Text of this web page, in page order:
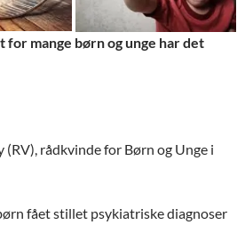
mange børn og unge har det
(RV), rådkvinde for Børn og Unge i
fået stillet psykiatriske diagnoser